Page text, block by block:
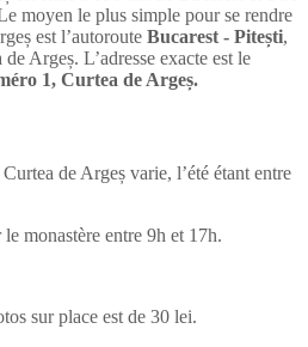
moyen le plus simple pour se rendre
est l’autoroute Bucarest - Pitești,
Argeș. L’adresse exacte est le
1, Curtea de Argeș.
de Argeș varie, l’été étant entre
monastère entre 9h et 17h.
sur place est de 30 lei.